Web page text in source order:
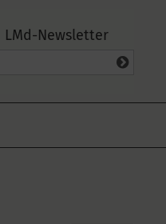
LMd-Newsletter